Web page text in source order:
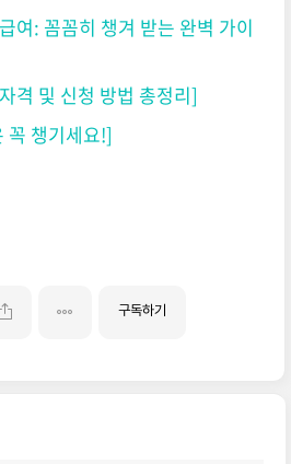
여: 꼼꼼히 챙겨 받는 완벽 가이
격 및 신청 방법 총정리]
꼭 챙기세요!]
구독하기